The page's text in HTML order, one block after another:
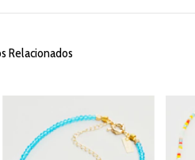
Relacionados